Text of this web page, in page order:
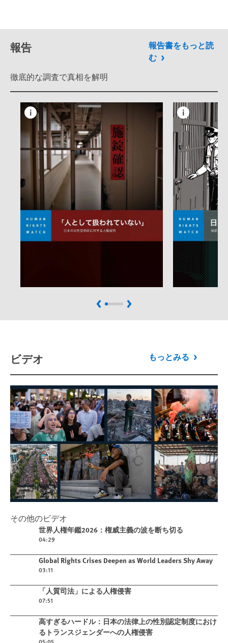
報告
報告書をもっと読
む
徹底的な調査で真相を解明
PreviousNext
ビデオ もっとみる
Play
世界人権年鑑2026：権威主義の波を断
ち切る
その他のビデオ
Play video世界人権年鑑2026：権威主義の波を断ち切る
04:29
Play videoGlobal Rights Crises Deepen as World Leaders Shy Away
03:11
Play video「人質司法」による人権侵害
07:51
Play video高すぎるハードル：日本の法律上の性別認定制度におけ
るトランスジェンダーへの人権侵害